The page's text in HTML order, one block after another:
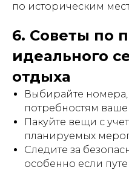
по историческим
6. Советы по
идеального
отдыха
Выбирайте номера,
потребностям
Пакуйте вещи с
планируемых
Следите за
особенно если